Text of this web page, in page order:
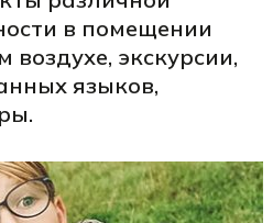
в помещении
воздухе, экскурсии,
языков,